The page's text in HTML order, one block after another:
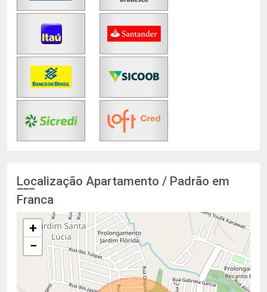
Localização Apartamento / Padrão em
Franca
+
−